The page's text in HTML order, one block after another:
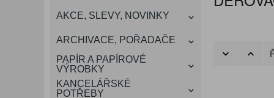
VÁNOCE
DÁRKOVÉ POTŘEBY
ROZDRUŽOVAČE
VIZITKY A JMENOVKY
OBÁLKY
TISKOPISY
KONFERENČNÍ SPISOVKY
NŮŽKY A NOŽE
TAŠKY, KUFRY, AKTOVKY
KANCELÁŘSKÝ
NÁBYTEK
OCHRANNÉ PRACOVNÍ
POMŮCKY
KRESLENÍ A MALOVÁNÍ
DEZINFEKCE-OCHRANA
PROSTŘEDKY NA PRANÍ
KONVICE A DŽBÁNY
SLADKÉ POTRAVINY
LAMINACE
ŠTÍTKOVAČE
AKCE, SLEVY, NOVINKY
ARCHIVACE, POŘADAČE
PAPÍR A PAPÍROVÉ
VÝROBKY
KANCELÁŘSKÉ
POTŘEBY